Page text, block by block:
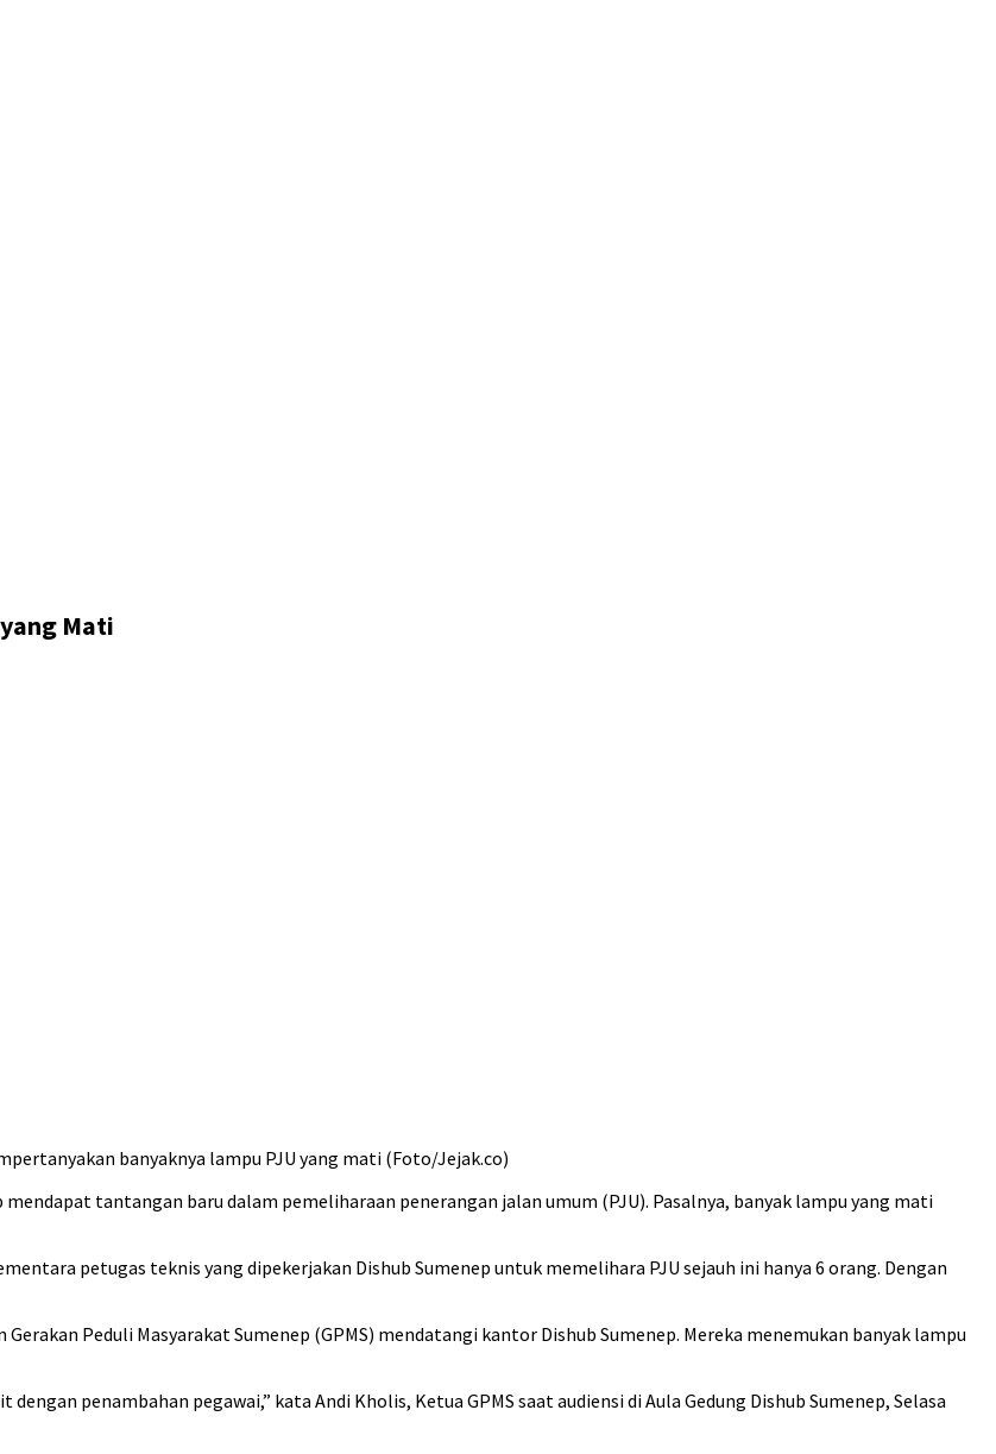
Mati
banyaknya lampu PJU yang mati (Foto/Jejak.co)
tantangan baru dalam pemeliharaan penerangan jalan umum (PJU). Pasalnya, banyak lampu yang mati
petugas teknis yang dipekerjakan Dishub Sumenep untuk memelihara PJU sejauh ini hanya 6 orang. Dengan
Peduli Masyarakat Sumenep (GPMS) mendatangi kantor Dishub Sumenep. Mereka menemukan banyak lampu
penambahan pegawai,” kata Andi Kholis, Ketua GPMS saat audiensi di Aula Gedung Dishub Sumenep, Selasa